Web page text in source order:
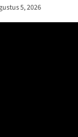
5, 2026